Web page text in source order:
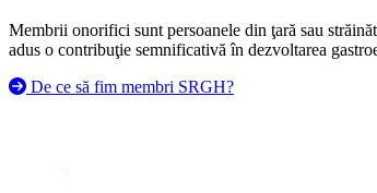
Membrii onorifici sunt persoanele din ţară sau
adus o contribuţie semnificativă în dezvoltarea
De ce să fim membri SRGH?